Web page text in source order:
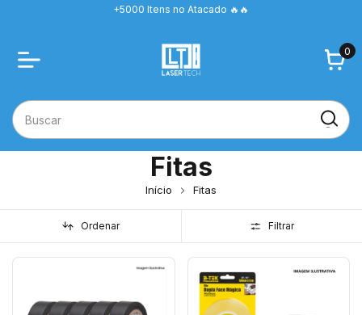
+5000 Itens no Atacado 🔥🔥
0
Fitas
Início Fitas
Ordenar Filtrar